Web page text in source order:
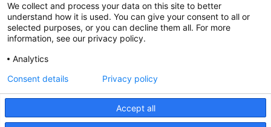
@CGTCatalunya
cgtcatalunya
cgtcatalunya
We collect and process your data on this site to better
understand how it is used. You can give your consent to all or
selected purposes, or you can decline them all. For more
information, see our privacy policy.
Analytics
Accept all
Consent details Privacy policy